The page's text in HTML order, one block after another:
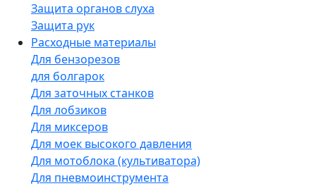
Защита органов слуха
Защита рук
Расходные материалы
Для бензорезов
для болгарок
Для заточных станков
Для лобзиков
Для миксеров
Для моек высокого давления
Для мотоблока (культиватора)
Для пневмоинструмента